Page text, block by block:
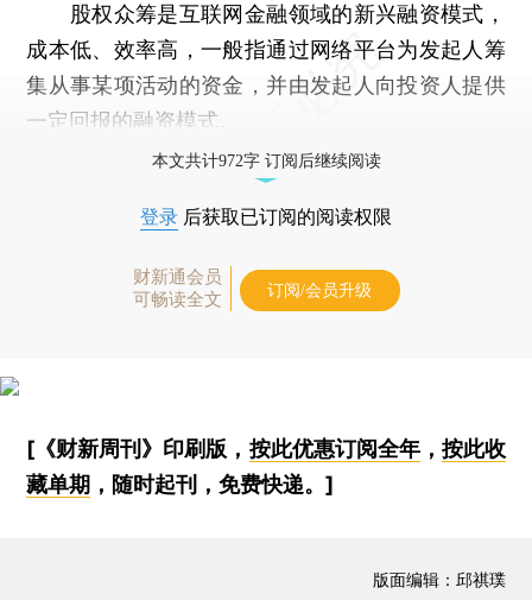
股权众筹是互联网金融领域的新兴融资模式，
成本低、效率高，一般指通过网络平台为发起人筹
集从事某项活动的资金，并由发起人向投资人提供
一定回报的融资模式。
本文共计972字 订阅后继续阅读
登录 后获取已订阅的阅读权限
财新通会员
可畅读全文
订阅/会员升级
[《财新周刊》印刷版， 按此优惠订阅全年， 按此收
藏单期 ，随时起刊，免费快递。]
版面编辑：邱祺璞